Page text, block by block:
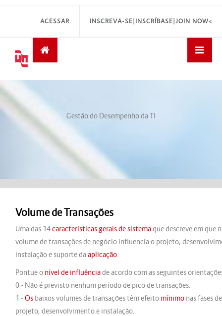
INSCREVA-SE|INSCRÍBASE|JOIN NOW<
ACESSAR
Gestão do Desempenho da TI
Volume de Transações
Uma das 14características gerais de sistemaque descreve em que
volume de transações de negócio influencia o projeto,
instalação e suporte daaplicação.
Pontue o nível de influênciade acordo com as seguintes
0 - Não é previsto nenhum período de pico de transações.
1 - Osbaixos volumes de transações têm efeito mínimonas fases de
projeto, desenvolvimento e instalação.